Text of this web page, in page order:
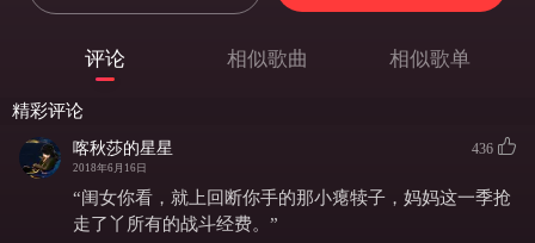
很快你就该离去了
人生只是一场旅行
This world transcend
使这个世界傲然挺立
评论 相似歌曲 相似歌单
精彩评论
喀秋莎的星星
2018年6月16日
436
“闺女你看，就上回断你手的那小瘪犊子，妈妈这一季抢
走了丫所有的战斗经费。”